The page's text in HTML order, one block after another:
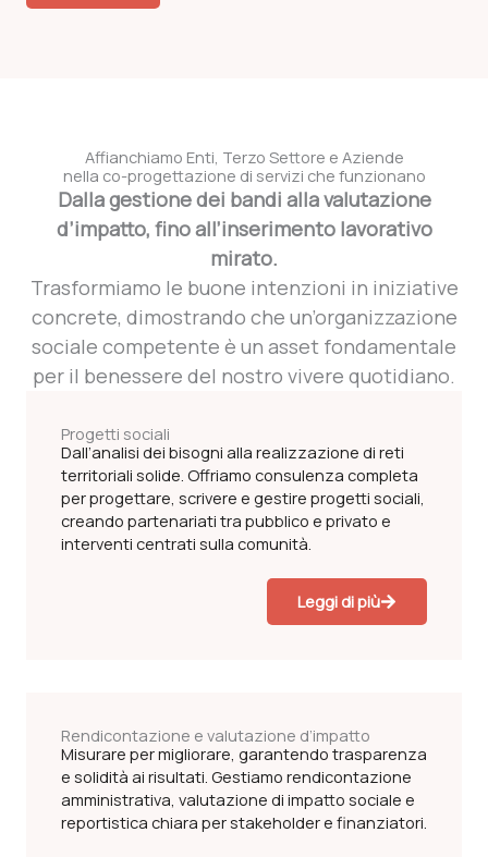
Affianchiamo Enti, Terzo Settore e Aziende
nella co-progettazione di servizi che funzionano
Dalla gestione dei bandi alla valutazione
d’impatto, fino all’inserimento lavorativo
mirato.
Trasformiamo le buone intenzioni in iniziative
concrete, dimostrando che un’organizzazione
sociale competente è un asset fondamentale
per il benessere del nostro vivere quotidiano.
Progetti sociali
Dall’analisi dei bisogni alla realizzazione di reti
territoriali solide. Offriamo consulenza completa
per progettare, scrivere e gestire progetti sociali,
creando partenariati tra pubblico e privato e
interventi centrati sulla comunità.
Leggi di più
Rendicontazione e valutazione d’impatto
Misurare per migliorare, garantendo trasparenza
e solidità ai risultati. Gestiamo rendicontazione
amministrativa, valutazione di impatto sociale e
reportistica chiara per stakeholder e finanziatori.